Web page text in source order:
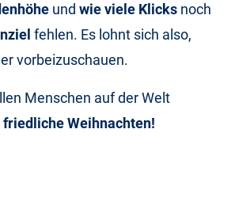
und wie viele Klicks noch
fehlen. Es lohnt sich also,
vorbeizuschauen.
Menschen auf der Welt
friedliche Weihnachten!